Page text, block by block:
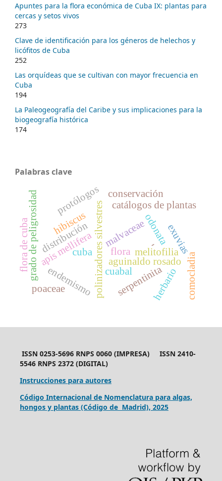
Apuntes para la flora económica de Cuba IX: plantas para
cercas y setos vivos
273
Clave de identificación para los géneros de helechos y
licófitos de Cuba
252
Las orquídeas que se cultivan con mayor frecuencia en
Cuba
194
La Paleogeografía del Caribe y sus implicaciones para la
biogeografía histórica
174
Palabras clave
aguinaldo rosado
apis mellifera melitofilia
polinizadores silvestres
cuba exuvias
odonata
catálogos de plantas
conservación
distribución
grado de peligrosidad -
comocladia
flora de cuba hibiscus malvaceae
flora
serpentinita
cuabal
endemismo herbario
protólogos
poaceae
ISSN 0253-5696 RNPS 0060 (IMPRESA) ISSN 2410-
5546 RNPS 2372 (DIGITAL)
Instrucciones para autores
Código Internacional de Nomenclatura para algas,
hongos y plantas (Código de Madrid), 2025